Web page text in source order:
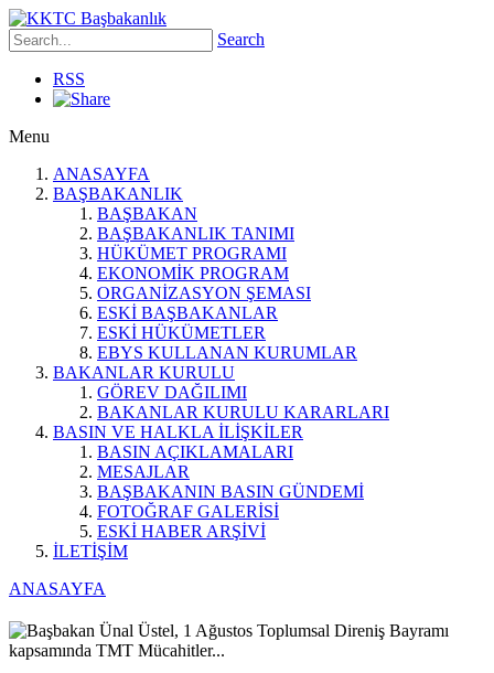
Search
RSS
Menu
ANASAYFA
BAŞBAKANLIK
BAŞBAKAN
BAŞBAKANLIK TANIMI
HÜKÜMET PROGRAMI
EKONOMİK PROGRAM
ORGANİZASYON ŞEMASI
ESKİ BAŞBAKANLAR
ESKİ HÜKÜMETLER
EBYS KULLANAN KURUMLAR
BAKANLAR KURULU
GÖREV DAĞILIMI
BAKANLAR KURULU KARARLARI
BASIN VE HALKLA İLİŞKİLER
BASIN AÇIKLAMALARI
MESAJLAR
BAŞBAKANIN BASIN GÜNDEMİ
FOTOĞRAF GALERİSİ
ESKİ HABER ARŞİVİ
İLETİŞİM
ANASAYFA